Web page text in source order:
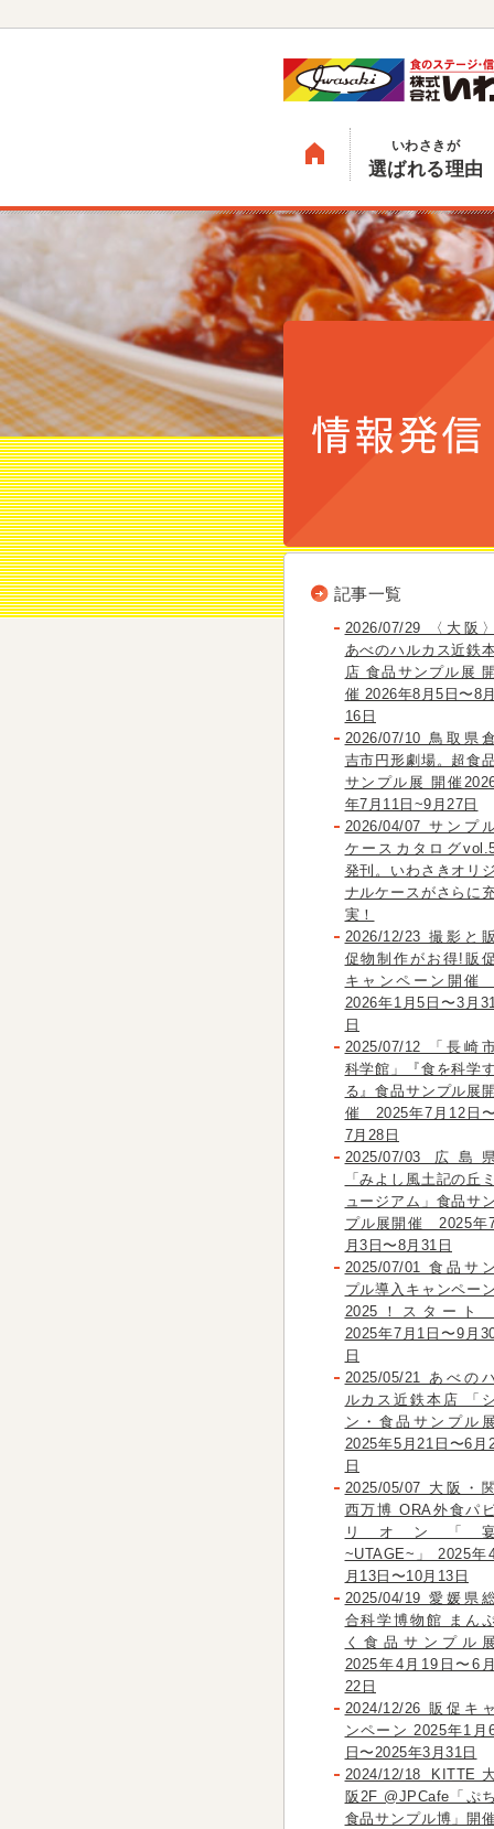
いわさきが
選ばれる理由
記事一覧
2026/07/29 〈大阪
あべのハルカス近鉄
店 食品サンプル展
催 2026年8月5日〜8
16日
2026/07/10 鳥取県
吉市円形劇場。超食
サンプル展 開催
年7月11日~9月27日
2026/04/07 サンプ
ケースカタログ
発刊。いわさきオリ
ナルケースがさらに
実！
2026/12/23 撮影と
促物制作がお得!販
キャンペーン開
2026年1月5日〜3月
日
2025/07/12 「長崎
科学館」『食を科学
る』食品サンプル展
催 2025年7月12日
7月28日
2025/07/03 広島
「みよし風土記の丘
ュージアム」食品サ
プル展開催 2025年
月3日〜8月31日
2025/07/01 食品サ
プル導入キャンペー
2025！スター
2025年7月1日〜9月
日
2025/05/21 あべの
ルカス近鉄本店 「
ン・食品サンプル
2025年5月21日〜6月
日
2025/05/07 大阪・
西万博 ORA外食パ
リオン「
~UTAGE~」 2025年
月13日〜10月13日
2025/04/19 愛媛県
合科学博物館 まん
く食品サンプル
2025年4月19日〜6
22日
2024/12/26 販促キ
ンペーン 2025年1月
日〜2025年3月31日
2024/12/18 KITTE
阪2F @JPCafe「ぷ
食品サンプル博」開